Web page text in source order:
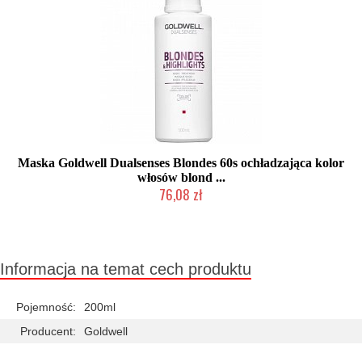
Maska Goldwell Dualsenses Blondes 60s ochładzająca kolor
włosów blond ...
76,08 zł
Informacja na temat cech produktu
Pojemność:
200ml
Producent:
Goldwell